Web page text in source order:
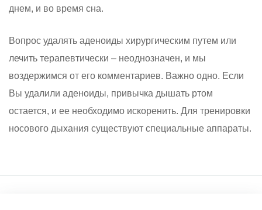
днем, и во время сна.
Вопрос удалять аденоиды хирургическим путем или
лечить терапевтически – неоднозначен, и мы
воздержимся от его комментариев. Важно одно. Если
Вы удалили аденоиды, привычка дышать ртом
остается, и ее необходимо искоренить. Для тренировки
носового дыхания существуют специальные аппараты.